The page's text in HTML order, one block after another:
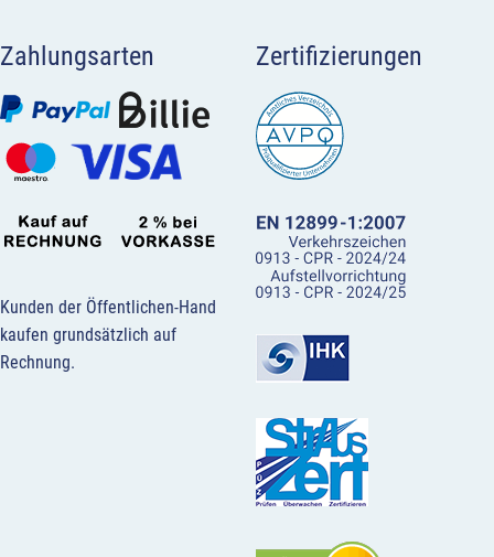
Zahlungsarten
Kunden der Öffentlichen-Hand
kaufen grundsätzlich auf
Rechnung.
Zertifizierungen